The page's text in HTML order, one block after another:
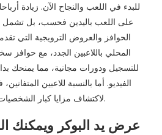
للبدء في اللعب والنجاح الآن. زيادة
على اللعب باليدين فحسب، بل تشمل
الحوافز والعروض الترويجية التي
للتسجيل ودورات مجانية، مما يمنحك
الفيديو. أما بالنسبة للاعبين
لاكتشاف مزايا كبار الشخصيات، مما يضمن التزامهم باللعبة.
عرض يد البوكر ويمكنك